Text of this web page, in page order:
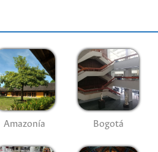
Amazonía Bogotá